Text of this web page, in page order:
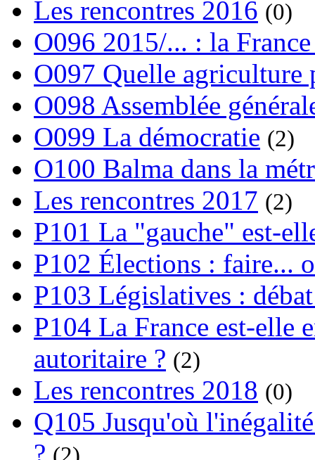
Les rencontres 2016 (0)
O096 2015/... : la
O097 Quelle agriculture
O098 Assemblée
O099 La démocratie (2)
O100 Balma dans la
Les rencontres 2017 (2)
P101 La "gauche" est-
P102 Élections : faire...
P103 Législatives :
P104 La France est-elle
autoritaire ? (2)
Les rencontres 2018 (0)
Q105 Jusqu'où
?